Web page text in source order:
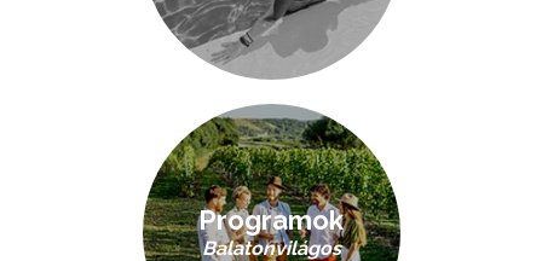
Programok
Balatonvilágos